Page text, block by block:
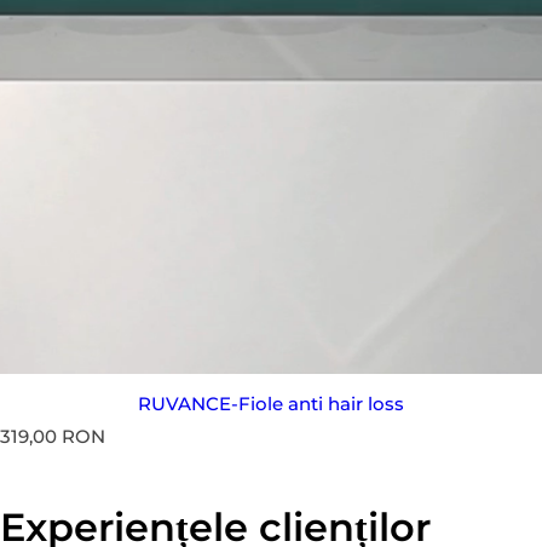
RUVANCE-Fiole anti hair loss
P
319,00 RON
Experiențele clienților